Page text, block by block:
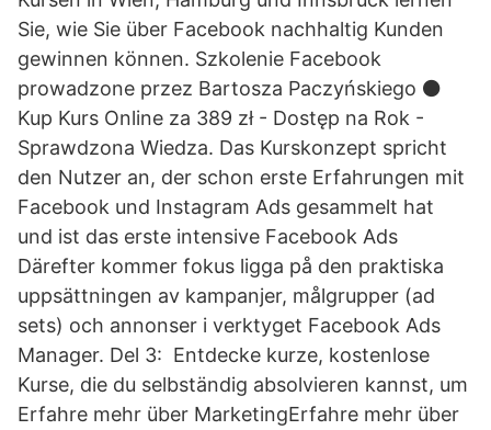
Sie, wie Sie über Facebook nachhaltig Kunden
gewinnen können. Szkolenie Facebook
prowadzone przez Bartosza Paczyńskiego ⚫
Kup Kurs Online za 389 zł - Dostęp na Rok -
Sprawdzona Wiedza. Das Kurskonzept spricht
den Nutzer an, der schon erste Erfahrungen mit
Facebook und Instagram Ads gesammelt hat
und ist das erste intensive Facebook Ads
Därefter kommer fokus ligga på den praktiska
uppsättningen av kampanjer, målgrupper (ad
sets) och annonser i verktyget Facebook Ads
Manager. Del 3: Entdecke kurze, kostenlose
Kurse, die du selbständig absolvieren kannst, um
Erfahre mehr über MarketingErfahre mehr über